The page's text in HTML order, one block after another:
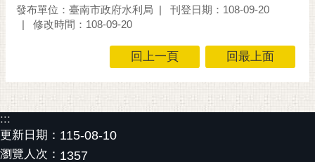
資
料
市
府
交
發布單位：臺南市政府水利局
刊登日期：108-09-20
修改時間：108-09-20
回上一頁 回最上面
:::
更新日期： 115-08-10
瀏覽人次： 1357